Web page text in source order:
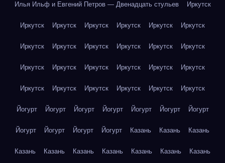
Илья Ильф и Евгений Петров — Двенадцать стульев Иркутск
Иркутск Иркутск Иркутск Иркутск Иркутск Иркутск
Иркутск Иркутск Иркутск Иркутск Иркутск Иркутск
Иркутск Иркутск Иркутск Иркутск Иркутск Иркутск
Иркутск Иркутск Иркутск Иркутск Иркутск Иркутск
Йогурт Йогурт Йогурт Йогурт Йогурт Йогурт Йогурт
Йогурт Йогурт Йогурт Йогурт Казань Казань Казань
Казань Казань Казань Казань Казань Казань Казань